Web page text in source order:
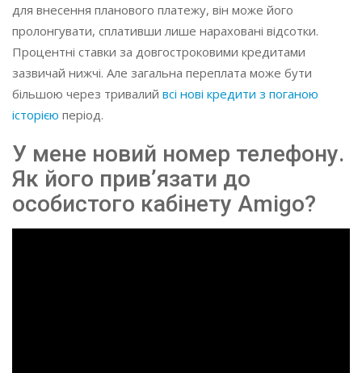
для внесення планового платежу, він може його
пролонгувати, сплативши лише нараховані відсотки.
Процентні ставки за довгостроковими кредитами
зазвичай нижчі. Але загальна переплата може бути
більшою через тривалий всі нові кредити з поганою
історією період.
У мене новий номер телефону.
Як його прив’язати до
особистого кабінету Amigo?